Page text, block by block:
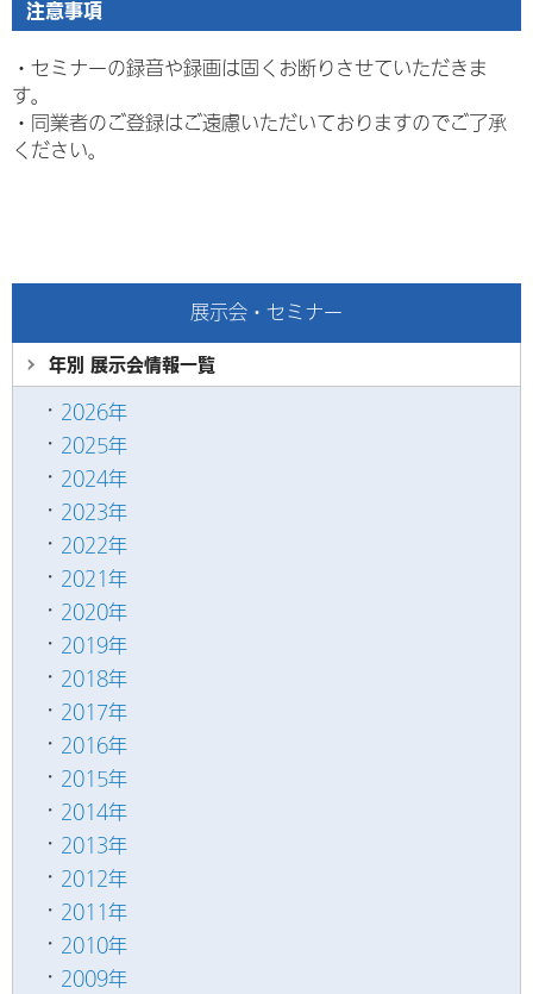
注意事項
・セミナーの録音や録画は固くお断りさせていただきま
す。
・ 同業者のご登録はご遠慮いただいておりますのでご了承
ください。
展示会・セミナー
年別 展示会情報一覧
2026年
2025年
2024年
2023年
2022年
2021年
2020年
2019年
2018年
2017年
2016年
2015年
2014年
2013年
2012年
2011年
2010年
2009年